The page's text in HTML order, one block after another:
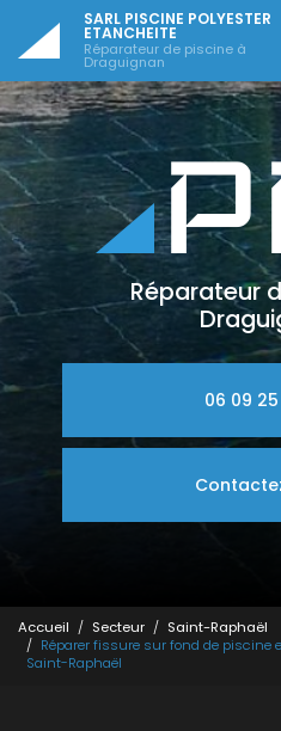
contenu
principal
SARL PISCINE POLYESTER
ETANCHEITE
Réparateur de piscine à
Draguignan
Réparateur
06 09
Accueil Secteur
Saint-Raphaël
Réparer fissure sur fond de piscine
Saint-Raphaël